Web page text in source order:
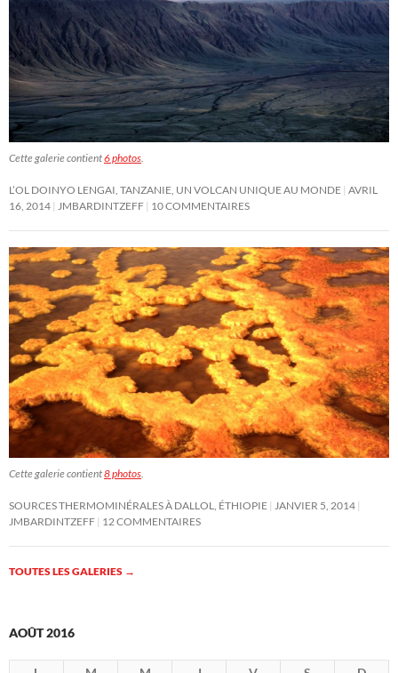
Cette galerie contient6 photos.
L’OL DOINYO LENGAI, TANZANIE, UN VOLCAN UNIQUE AU MONDE AVRIL
16, 2014 JMBARDINTZEFF 10 COMMENTAIRES
Cette galerie contient8 photos.
SOURCES THERMOMINÉRALES À DALLOL, ÉTHIOPIE JANVIER 5, 2014
JMBARDINTZEFF 12 COMMENTAIRES
TOUTES LES GALERIES →
AOÛT 2016